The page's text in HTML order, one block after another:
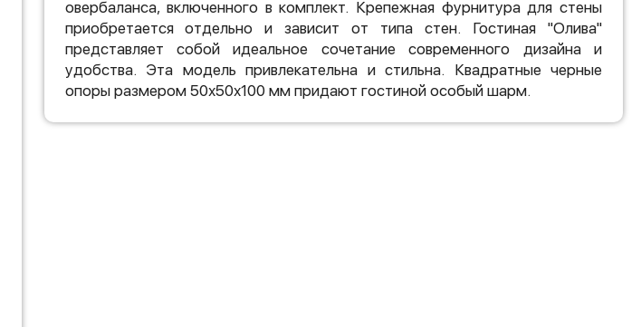
овербаланса, включенного в комплект. Крепежная фурнитура для стены
приобретается отдельно и зависит от типа стен. Гостиная "Олива"
представляет собой идеальное сочетание современного дизайна и
удобства. Эта модель привлекательна и стильна. Квадратные черные
опоры размером 50х50х100 мм придают гостиной особый шарм.